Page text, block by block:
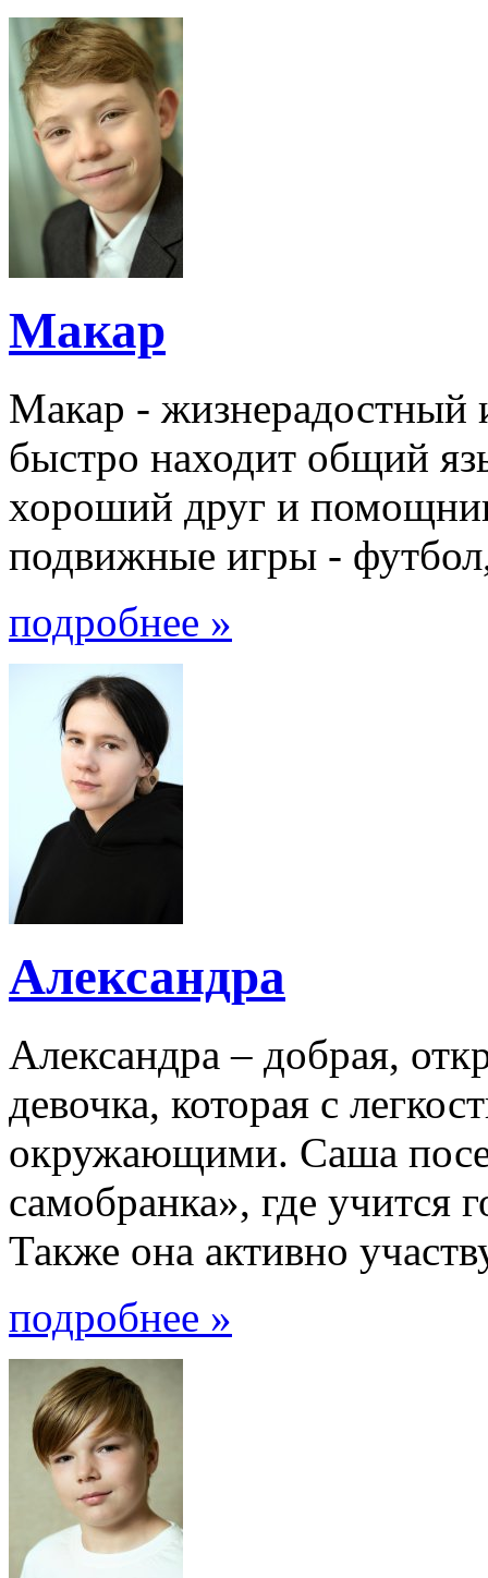
Макар
Макар -
быстро находит общий
хороший друг и
подвижные игры -
подробнее »
Александра
Александра – добрая,
девочка, которая с
окружающими. Саша
самобранка», где учится
Также она активно
подробнее »